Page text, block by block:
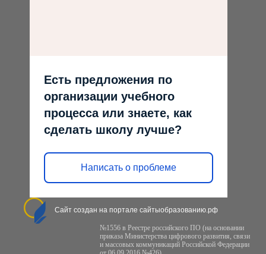
Есть предложения по
организации учебного
процесса или знаете, как
сделать школу лучше?
Написать о проблеме
Сайт создан на портале сайтыобразованию.рф
№1556 в Реестре российского ПО (на основании
приказа Министерства цифрового развития, связи
и массовых коммуникаций Российской Федерации